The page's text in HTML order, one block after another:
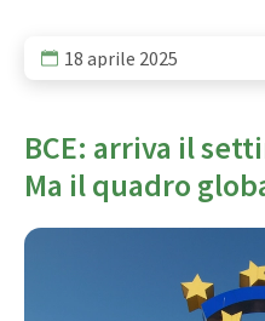
18 aprile 2025
BCE: arriva il
Ma il quadro